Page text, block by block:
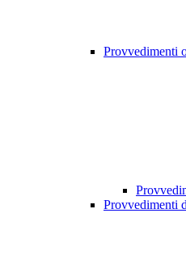
Provvedimenti
Provvedimenti